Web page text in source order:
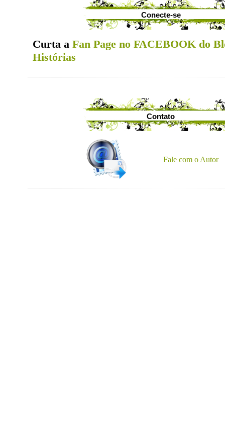
Conecte-se
Curta a Fan Page no FACEBOOK do
Histórias
Contato
Fale com o Autor